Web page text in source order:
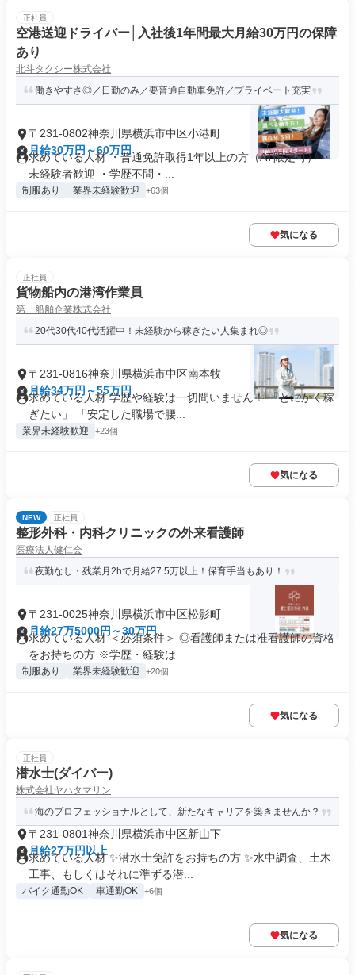
正社員
空港送迎ドライバー│入社後1年間最大月給30万円の保障
あり
北斗タクシー株式会社
働きやすさ◎／日勤のみ／要普通自動車免許／プライベート充実
〒231-0802神奈川県横浜市中区小港町
月給30万円～60万円
求めている人材 ・普通免許取得1年以上の方（AT限定可） ・
未経験者歓迎 ・学歴不問・...
制服あり 業界未経験歓迎 +63個
気になる
正社員
貨物船内の港湾作業員
第一船舶企業株式会社
20代30代40代活躍中！未経験から稼ぎたい人集まれ◎
〒231-0816神奈川県横浜市中区南本牧
月給34万円～55万円
求めている人材 学歴や経験は一切問いません！ 「とにかく稼
ぎたい」 「安定した職場で腰...
業界未経験歓迎 +23個
気になる
NEW 正社員
整形外科・内科クリニックの外来看護師
医療法人健仁会
夜勤なし・残業月2hで月給27.5万以上！保育手当もあり！
〒231-0025神奈川県横浜市中区松影町
月給27万5000円～30万円
求めている人材 ＜必須条件＞ ◎看護師または准看護師の資格
をお持ちの方 ※学歴・経験は...
制服あり 業界未経験歓迎 +20個
気になる
正社員
潜水士(ダイバー)
株式会社ヤハタマリン
海のプロフェッショナルとして、新たなキャリアを築きませんか？
〒231-0801神奈川県横浜市中区新山下
月給27万円以上
求めている人材 ✨潜水士免許をお持ちの方 ✨水中調査、土木
工事、もしくはそれに準ずる潜...
バイク通勤OK 車通勤OK +6個
気になる